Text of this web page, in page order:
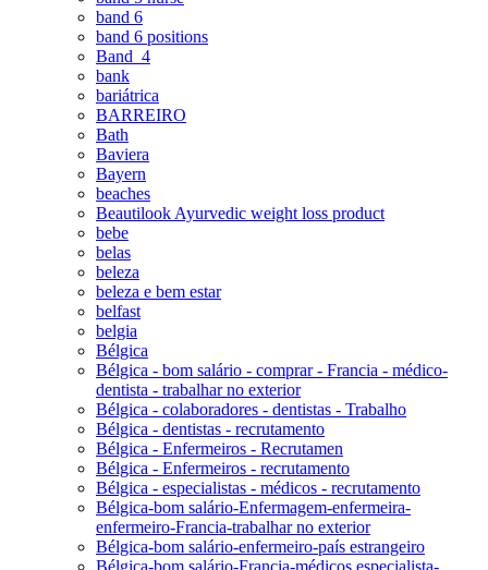
band 6
band 6 positions
Band_4
bank
bariátrica
BARREIRO
Bath
Baviera
Bayern
beaches
Beautilook Ayurvedic weight loss product
bebe
belas
beleza
beleza e bem estar
belfast
belgia
Bélgica
Bélgica - bom salário - comprar - Francia - médico-
dentista - trabalhar no exterior
Bélgica - colaboradores - dentistas - Trabalho
Bélgica - dentistas - recrutamento
Bélgica - Enfermeiros - Recrutamen
Bélgica - Enfermeiros - recrutamento
Bélgica - especialistas - médicos - recrutamento
Bélgica-bom salário-Enfermagem-enfermeira-
enfermeiro-Francia-trabalhar no exterior
Bélgica-bom salário-enfermeiro-país estrangeiro
Bélgica-bom salário-Francia-médicos especialista-